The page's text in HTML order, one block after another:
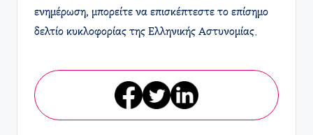
ενημέρωση, μπορείτε να επισκέπτεστε το επίσημο
δελτίο κυκλοφορίας της Ελληνικής Αστυνομίας.